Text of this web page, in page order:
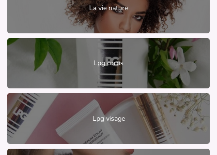
La vie nature
Lpg corps
Lpg visage